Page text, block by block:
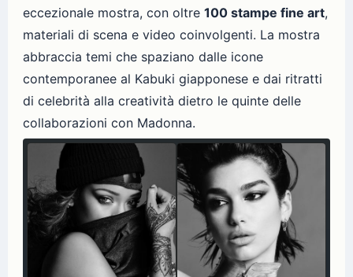
eccezionale mostra, con oltre 100 stampe fine art,
materiali di scena e video coinvolgenti. La mostra
abbraccia temi che spaziano dalle icone
contemporanee al Kabuki giapponese e dai ritratti
di celebrità alla creatività dietro le quinte delle
collaborazioni con Madonna.